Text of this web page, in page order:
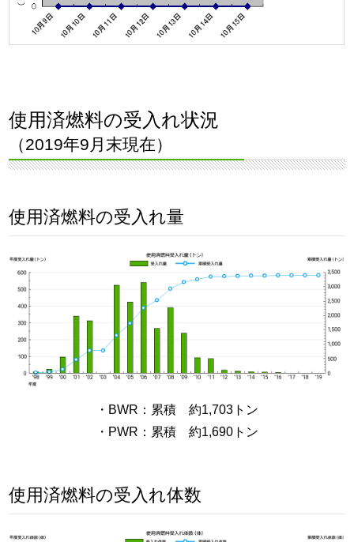
使用済燃料の受入れ状況
（2019年9月末現在）
使用済燃料の受入れ量
・BWR：累積 約1,703トン
・PWR：累積 約1,690トン
使用済燃料の受入れ体数